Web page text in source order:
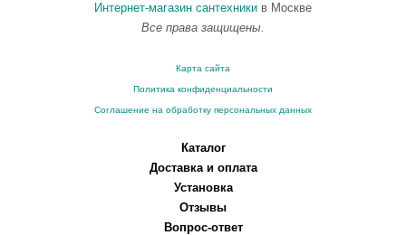
Интернет-магазин сантехники в Москве
Все права защищены.
Карта сайта
Политика конфиденциальности
Соглашение на обработку персональных данных
Каталог
Доставка и оплата
Установка
Отзывы
Вопрос-ответ